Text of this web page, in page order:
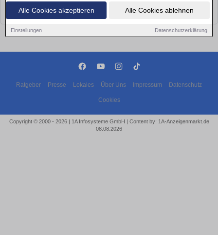
Alle Cookies akzeptieren Alle Cookies ablehnen
Einstellungen Datenschutzerklärung
Leider konnten wir derzeit keine passenden Autos finden. Schauen Sie
bald wieder vorbei!
Ratgeber Presse Lokales Über Uns Impressum Datenschutz
Cookies
Copyright © 2000 - 2026 | 1A Infosysteme GmbH | Content by: 1A-Anzeigenmarkt.de
08.08.2026